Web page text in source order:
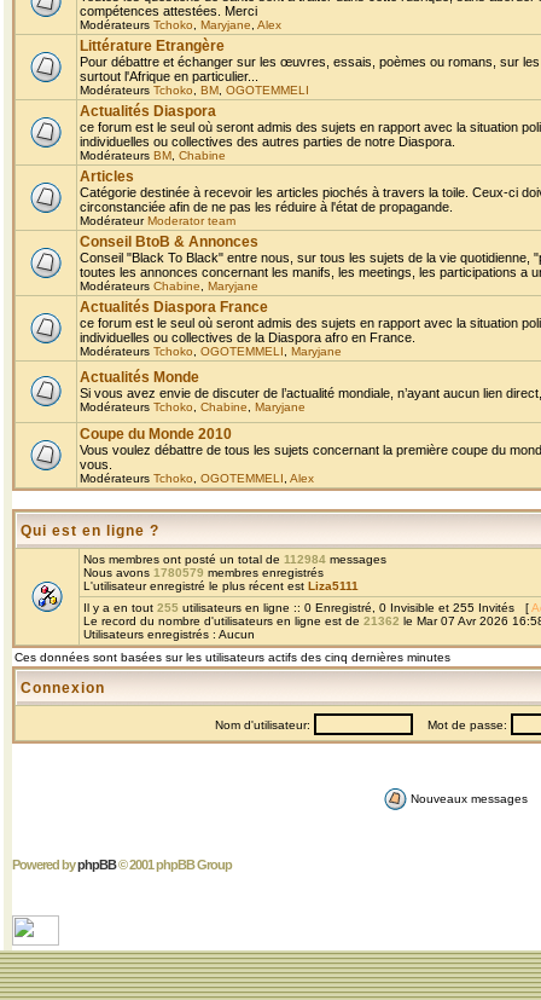
compétences attestées. Merci
Modérateurs Tchoko Maryjane Alex
Littérature Etrangère
Pour débattre et échanger sur les œuvres, essais, poèmes ou romans, sur
surtout l'Afrique en particulier...
Modérateurs Tchoko BM OGOTEMMELI
Actualités Diaspora
ce forum est le seul où seront admis des sujets en rapport avec la situation
individuelles ou collectives des autres parties de notre Diaspora.
Modérateurs BM Chabine
Articles
Catégorie destinée à recevoir les articles piochés à travers la toile. Ceux-ci
circonstanciée afin de ne pas les réduire à l'état de propagande.
ModérateurModerator team
Conseil BtoB & Annonces
Conseil "Black To Black" entre nous, sur tous les sujets de la vie
toutes les annonces concernant les manifs, les meetings, les participations a
Modérateurs Chabine Maryjane
Actualités Diaspora France
ce forum est le seul où seront admis des sujets en rapport avec la situation
individuelles ou collectives de la Diaspora afro en France.
Modérateurs Tchoko OGOTEMMELI Maryjane
Actualités Monde
Si vous avez envie de discuter de l’actualité mondiale, n’ayant aucun lien
Modérateurs Tchoko Chabine Maryjane
Coupe du Monde 2010
Vous voulez débattre de tous les sujets concernant la première coupe du
vous.
Modérateurs Tchoko OGOTEMMELI Alex
Qui est en ligne ?
Nos membres ont posté un total de 112984 messages
Nous avons 1780579 membres enregistrés
L'utilisateur enregistré le plus récent est Liza5111
Il y a en tout 255 utilisateurs en ligne :: 0 Enregistré, 0 Invisible et 255 Invités [
Le record du nombre d'utilisateurs en ligne est de 21362 le Mar 07 Avr 2026
Utilisateurs enregistrés : Aucun
Ces données sont basées sur les utilisateurs actifs des cinq dernières minutes
Connexion
Nom d'utilisateur: Mot de passe:
Nouveaux messages
Powered byphpBB© 2001 phpBB Group